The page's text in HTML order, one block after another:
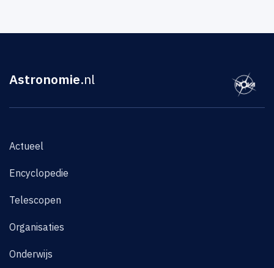
Astronomie.nl
Actueel
Encyclopedie
Telescopen
Organisaties
Onderwijs